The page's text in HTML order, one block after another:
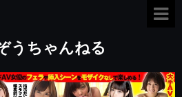
うちゃんねる